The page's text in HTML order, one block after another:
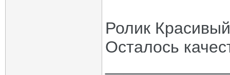
Ролик
Осталось